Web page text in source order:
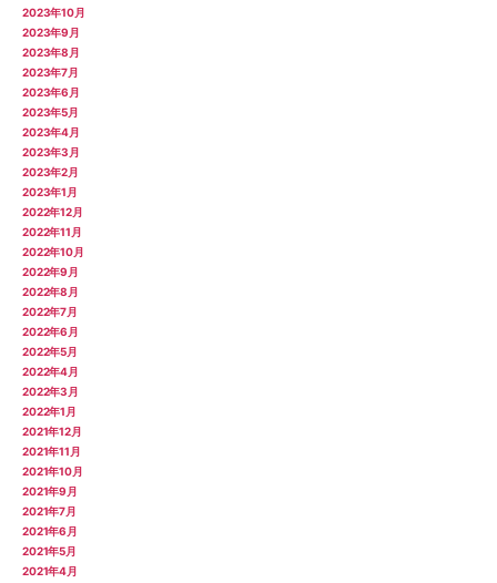
2023年10月
2023年9月
2023年8月
2023年7月
2023年6月
2023年5月
2023年4月
2023年3月
2023年2月
2023年1月
2022年12月
2022年11月
2022年10月
2022年9月
2022年8月
2022年7月
2022年6月
2022年5月
2022年4月
2022年3月
2022年1月
2021年12月
2021年11月
2021年10月
2021年9月
2021年7月
2021年6月
2021年5月
2021年4月